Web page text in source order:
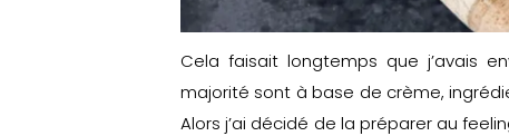
Cela faisait longtemps que j’avais
majorité sont à base de crème,
Alors j’ai décidé de la préparer au